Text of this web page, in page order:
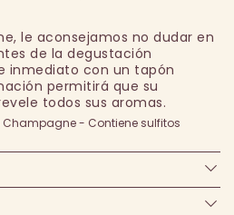
le aconsejamos no dudar en
de la degustación
inmediato con un tapón
permitirá que su
todos sus aromas.
Champagne - Contiene sulfitos